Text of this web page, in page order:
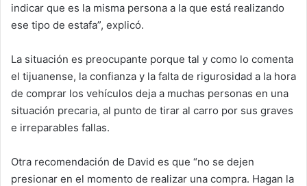
indicar que es la misma persona a la que está realizando
ese tipo de estafa”, explicó.
La situación es preocupante porque tal y como lo comenta
el tijuanense, la confianza y la falta de rigurosidad a la hora
de comprar los vehículos deja a muchas personas en una
situación precaria, al punto de tirar al carro por sus graves
e irreparables fallas.
Otra recomendación de David es que “no se dejen
presionar en el momento de realizar una compra. Hagan la